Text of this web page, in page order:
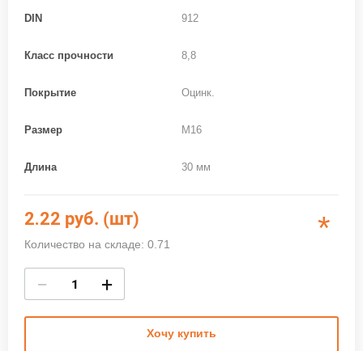
DIN 912
Класс прочности 8,8
Покрытие Оцинк.
Размер M16
Длина 30 мм
2.22 руб. (шт)
Количество на складе: 0.71 *
− +
Хочу купить